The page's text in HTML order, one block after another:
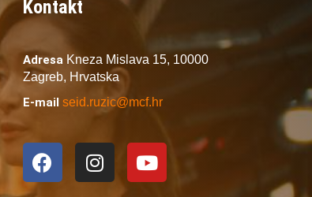
Kontakt
Adresa Kneza Mislava 15, 10000
Zagreb, Hrvatska
E-mail seid.ruzic@mcf.hr